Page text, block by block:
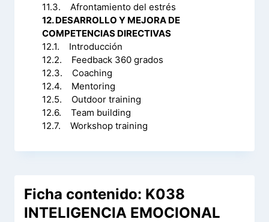
11.3. Afrontamiento del estrés
12. DESARROLLO Y MEJORA DE
COMPETENCIAS DIRECTIVAS
12.1. Introducción
12.2. Feedback 360 grados
12.3. Coaching
12.4. Mentoring
12.5. Outdoor training
12.6. Team building
12.7. Workshop training
Ficha contenido: K038
INTELIGENCIA EMOCIONAL